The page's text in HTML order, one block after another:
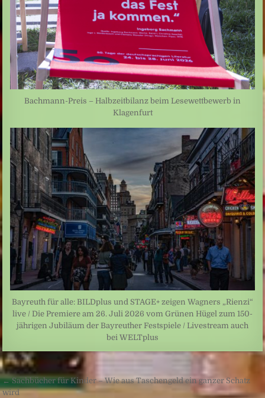
Bachmann-Preis – Halbzeitbilanz beim Lesewettbewerb in
Klagenfurt
Bayreuth für alle: BILDplus und STAGE+ zeigen Wagners „Rienzi“
live / Die Premiere am 26. Juli 2026 vom Grünen Hügel zum 150-
jährigen Jubiläum der Bayreuther Festspiele / Livestream auch
bei WELTplus
Beitragsnavigation
← Sachbücher für Kinder – Wie aus Taschengeld ein ganzer Schatz
wird